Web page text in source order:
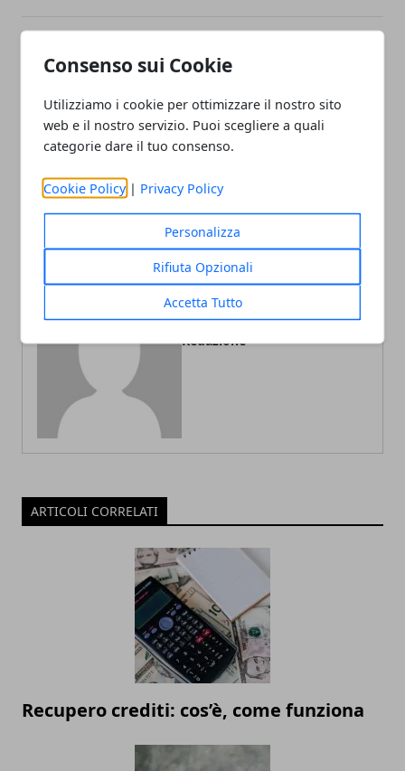
Consenso sui Cookie
Utilizziamo i cookie per ottimizzare il nostro sito
web e il nostro servizio. Puoi scegliere a quali
categorie dare il tuo consenso.
Cookie Policy | Privacy Policy
Personalizza
Rifiuta Opzionali
Accetta Tutto
Whatsapp
Articolo Precedente
Action Cam GoPro: cos’è e
come funziona
Redazione
ARTICOLI CORRELATI
Recupero crediti: cos’è, come funziona